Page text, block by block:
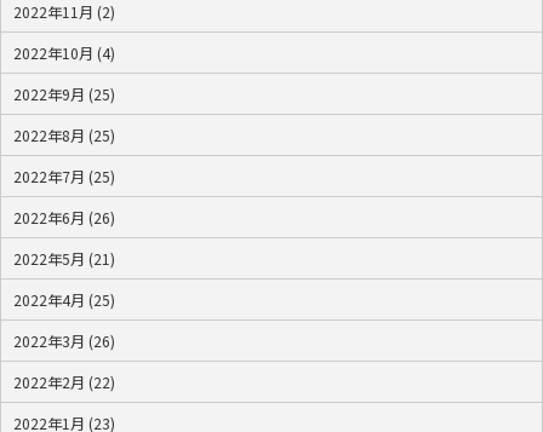
2022年11月 (2)
2022年10月 (4)
2022年9月 (25)
2022年8月 (25)
2022年7月 (25)
2022年6月 (26)
2022年5月 (21)
2022年4月 (25)
2022年3月 (26)
2022年2月 (22)
2022年1月 (23)